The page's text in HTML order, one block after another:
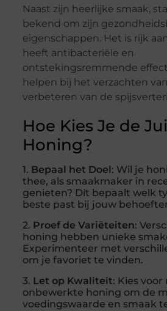
Naast zijn heerlijke smaak,
bekend om zijn
eigenschappen. Het is rijk
heeft antibacteriële en
ontstekingsremmende
helpen bij het verzachten
verbeteren van de
Hoe Kies Je de
Honing?
1. Bepaal het Doel: Wil je
thee, als smaakmaker in
genieten? Dit bepaalt welk
beste past bij jouw
2. Proef de Variëteiten:
honing hebben unieke
Experimenteer met
om je favoriet te vinden.
3. Let op Kwaliteit: Kies voor
onbewerkte honing om de
voedingswaarde en smaak